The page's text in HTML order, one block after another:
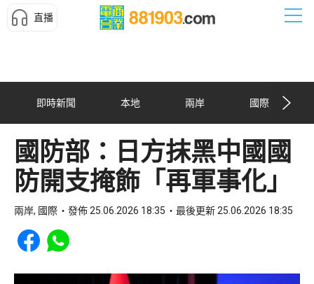
直播
即時新聞 本地 兩岸 國際
國防部：日方抹黑中國國
防開支掩飾「再軍事化」
兩岸, 國際 發佈 25.06.2026 18:35 最後更新 25.06.2026 18:35
Share to Facebook
Share to WhatsApp